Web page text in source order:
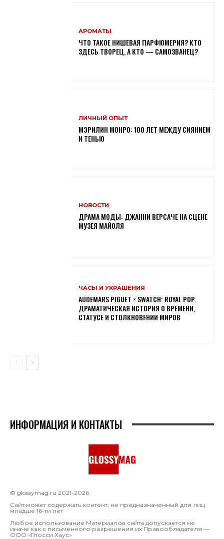
АРОМАТЫ
ЧТО ТАКОЕ НИШЕВАЯ ПАРФЮМЕРИЯ? КТО
ЗДЕСЬ ТВОРЕЦ, А КТО — САМОЗВАНЕЦ?
ЛИЧНЫЙ ОПЫТ
МЭРИЛИН МОНРО: 100 ЛЕТ МЕЖДУ СИЯНИЕМ
И ТЕНЬЮ
НОВОСТИ
ДРАМА МОДЫ: ДЖАННИ ВЕРСАЧЕ НА СЦЕНЕ
МУЗЕЯ МАЙОЛЯ
ЧАСЫ И УКРАШЕНИЯ
AUDEMARS PIGUET × SWATCH: ROYAL POP.
ДРАМАТИЧЕСКАЯ ИСТОРИЯ О ВРЕМЕНИ,
СТАТУСЕ И СТОЛКНОВЕНИИ МИРОВ
ИНФОРМАЦИЯ И КОНТАКТЫ
© glossymag.ru 2021-2026
Сайт может содержать контент, не предназначенный для лиц
младше 16-ти лет
Любое использование Материалов сайта допускается не
иначе как с письменного разрешения их Правообладателя —
OOO «Глосси Хаус»